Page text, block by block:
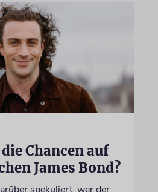
Chancen auf
James Bond?
spekuliert, wer der